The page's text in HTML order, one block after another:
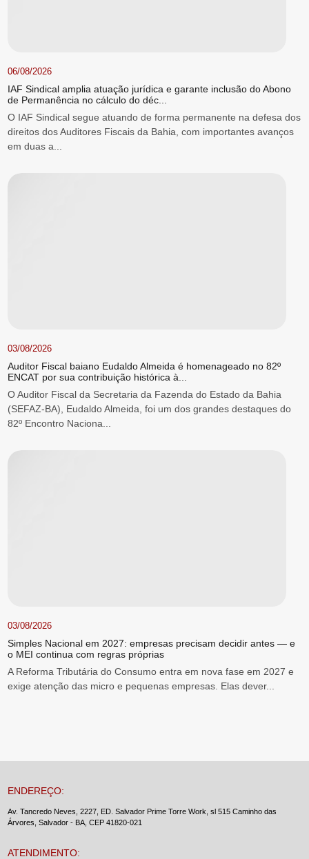
06/08/2026
IAF Sindical amplia atuação jurídica e garante inclusão do Abono
de Permanência no cálculo do déc...
O IAF Sindical segue atuando de forma permanente na defesa dos
direitos dos Auditores Fiscais da Bahia, com importantes avanços
em duas a...
03/08/2026
Auditor Fiscal baiano Eudaldo Almeida é homenageado no 82º
ENCAT por sua contribuição histórica à...
O Auditor Fiscal da Secretaria da Fazenda do Estado da Bahia
(SEFAZ-BA), Eudaldo Almeida, foi um dos grandes destaques do
82º Encontro Naciona...
03/08/2026
Simples Nacional em 2027: empresas precisam decidir antes — e
o MEI continua com regras próprias
A Reforma Tributária do Consumo entra em nova fase em 2027 e
exige atenção das micro e pequenas empresas. Elas dever...
ENDEREÇO:
Av. Tancredo Neves, 2227, ED. Salvador Prime Torre Work, sl 515 Caminho das
Árvores, Salvador - BA, CEP 41820-021
ATENDIMENTO: